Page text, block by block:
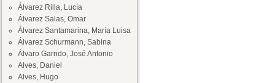
Álvarez Rilla, Lucía
Álvarez Salas, Omar
Álvarez Santamarina, María Luisa
Álvarez Schurmann, Sabina
Álvaro Garrido, José Antonio
Alves, Daniel
Alves, Hugo